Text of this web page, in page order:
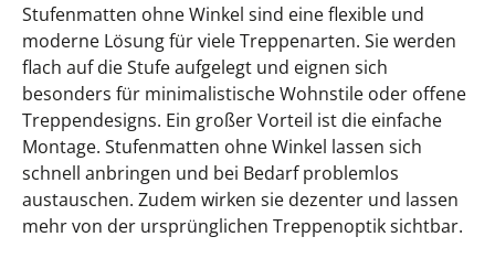
Stufenmatten ohne Winkel sind eine flexible und
moderne Lösung für viele Treppenarten. Sie werden
flach auf die Stufe aufgelegt und eignen sich
besonders für minimalistische Wohnstile oder offene
Treppendesigns. Ein großer Vorteil ist die einfache
Montage. Stufenmatten ohne Winkel lassen sich
schnell anbringen und bei Bedarf problemlos
austauschen. Zudem wirken sie dezenter und lassen
mehr von der ursprünglichen Treppenoptik sichtbar.